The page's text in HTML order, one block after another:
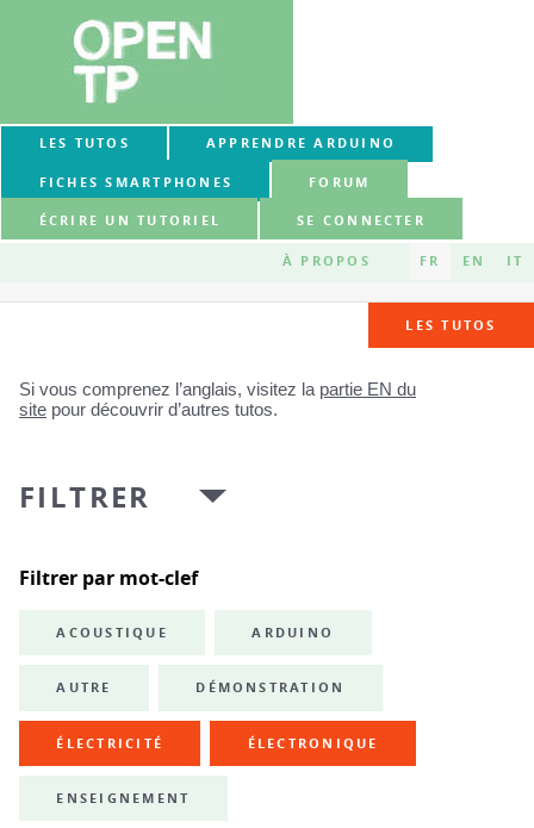
LES TUTOS APPRENDRE ARDUINO
FICHES SMARTPHONES FORUM
ÉCRIRE UN TUTORIEL SE CONNECTER
À PROPOS FR EN IT
LES TUTOS
Si vous comprenez l’anglais, visitez la partie EN du
site pour découvrir d’autres tutos.
FILTRER
Filtrer par mot-clef
ACOUSTIQUE ARDUINO
AUTRE DÉMONSTRATION
ÉLECTRICITÉ ÉLECTRONIQUE
ENSEIGNEMENT